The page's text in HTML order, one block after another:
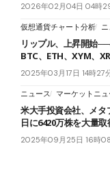
2026年02月04日 04時
仮想通貨チャート分析
リップル、上昇開始
BTC、ETH、XYM、
2025年03月17日 14時27
ニュース マーケットニュ
米大手投資会社、メ
日に6420万株を大量取
2025年09月25日 16時